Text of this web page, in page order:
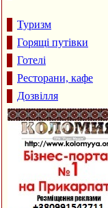
Туризм
Горящі путівки
Готелі
Ресторани, кафе
Дозвілля